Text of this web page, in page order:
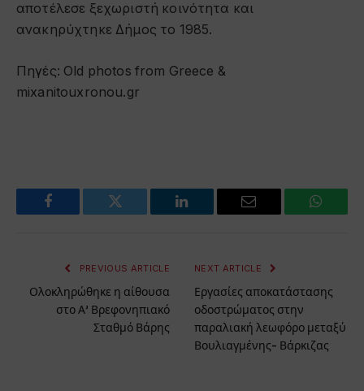
αποτέλεσε ξεχωριστή κοινότητα και
ανακηρύχτηκε Δήμος το 1985.
Πηγές: Old photos from Greece &
mixanitouxronou.gr
Facebook Twitter LinkedIn Email
PREVIOUS ARTICLE
Ολοκληρώθηκε η αίθουσα
στο Α’ Βρεφονηπιακό
Σταθμό Βάρης
NEXT ARTICLE
Εργασίες αποκατάστασης
οδοστρώματος στην
παραλιακή λεωφόρο μεταξύ
Βουλιαγμένης- Βάρκιζας